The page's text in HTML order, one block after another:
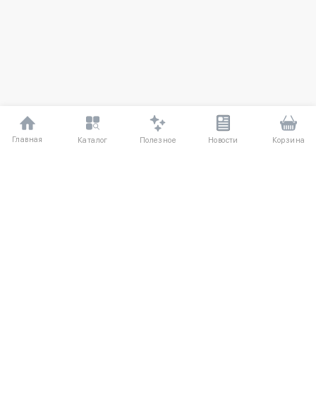
Главная Каталог Полезное Новости Корзина